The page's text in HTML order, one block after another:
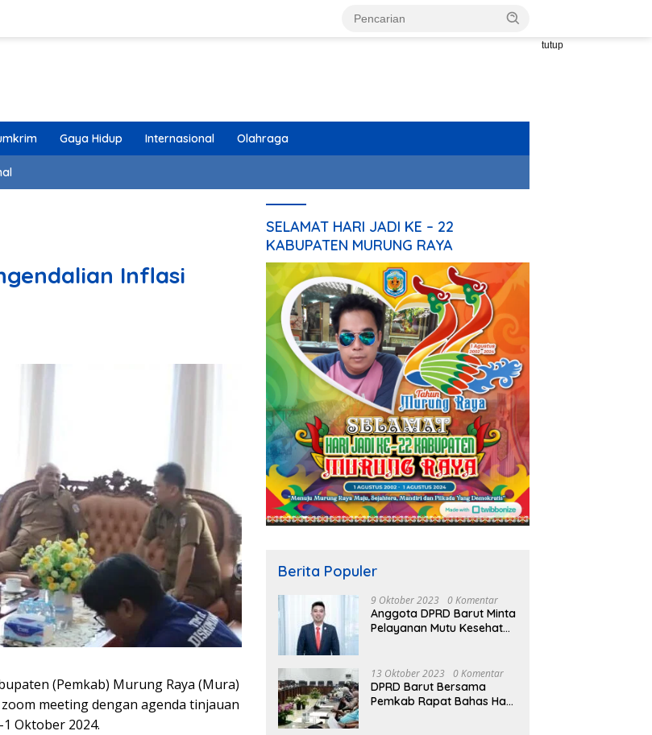
tutup
Gaya Hidup Internasional Olahraga
Inflasi
(Pemkab) Murung Raya (Mura)
meeting dengan agenda tinjauan
Oktober 2024.
SELAMAT HARI JADI KE – 22
KABUPATEN MURUNG RAYA
Berita Populer
9 Oktober 2023 0 Komentar
Anggota DPRD Barut Minta
Pelayanan Mutu Kesehatan
13 Oktober 2023 0 Komentar
DPRD Barut Bersama
Pemkab Rapat Bahas Hasil